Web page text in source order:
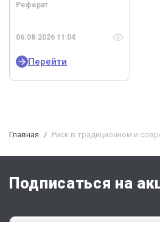
Реферат
06.08.2026 11:04
Перейти
Главная Риск в традиционном и
Подписаться на